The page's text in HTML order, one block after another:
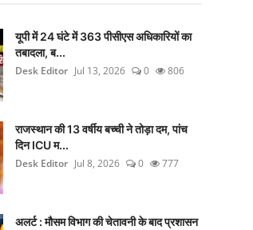
यूपी में 24 घंटे में 363 पीसीएस अधिकारियों का
तबादला, ब...
Desk Editor Jul 13, 2026 0 806
राजस्थान की 13 वर्षीय बच्ची ने तोड़ा दम, पांच
दिन ICU म...
Desk Editor Jul 8, 2026 0 777
अलर्ट : मौसम विभाग की चेतावनी के बाद प्रशासन